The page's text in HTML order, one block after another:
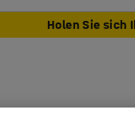
Holen Sie sich